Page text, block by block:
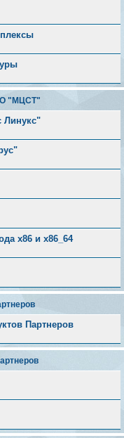
"МЦСТ"
Линукс"
х86 и х86_64
Партнеров